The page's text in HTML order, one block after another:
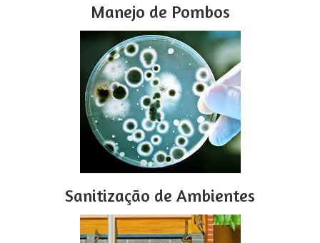
Manejo de Pombos
Sanitização de Ambientes